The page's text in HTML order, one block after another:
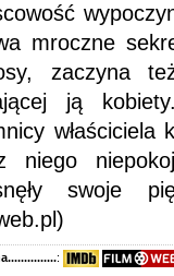
mroczne
zaczyna
ją
właściciela
niego
swoje
: